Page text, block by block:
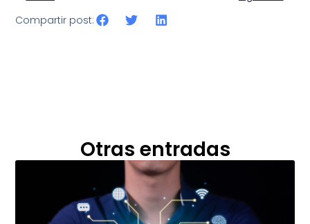
Compartir post:
Otras entradas